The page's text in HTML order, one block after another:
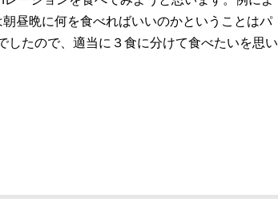
昼晩に何を食べればいいのかということはパ
したので、適当に３食に分けて食べたいを思い